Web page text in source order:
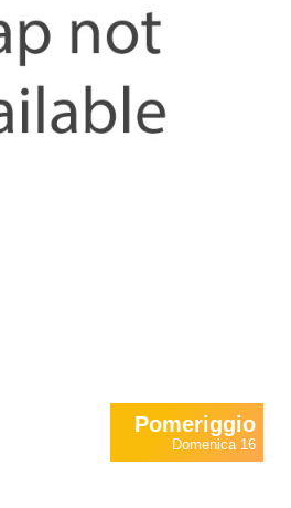
Pomeriggio
Domenica 16